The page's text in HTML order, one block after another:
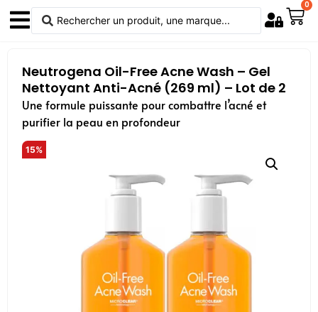
0
Neutrogena Oil-Free Acne Wash – Gel
Nettoyant Anti-Acné (269 ml) – Lot de 2
Une formule puissante pour combattre l’acné et
purifier la peau en profondeur
15%